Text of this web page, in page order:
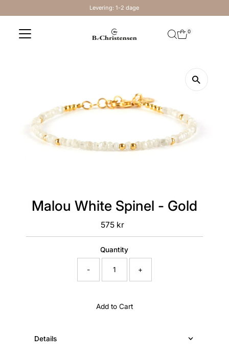
Levering: 1-2 dage
0
Malou White Spinel - Gold
Regular
Price
575 kr
Quantity
- +
Add to Cart
Details